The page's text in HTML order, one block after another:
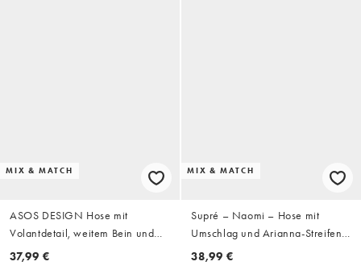
MIX & MATCH
ASOS DESIGN Hose mit
Volantdetail, weitem Bein und
Streifenprint
37,99 €
MIX & MATCH
Supré – Naomi – Hose mit
Umschlag und Arianna-Streifen
in Braun-Blau, Kombiteil
38,99 €